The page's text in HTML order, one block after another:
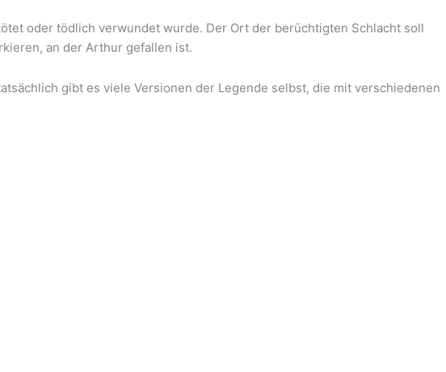
oder tödlich verwundet wurde. Der Ort der berüchtigten Schlacht soll
an der Arthur gefallen ist.
gibt es viele Versionen der Legende selbst, die mit verschiedenen